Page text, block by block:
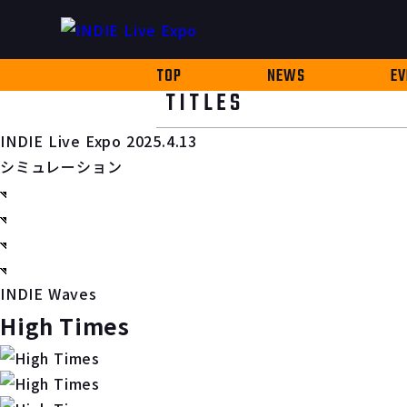
TOP NEWS
TITLES
INDIE Live Expo 2025.4.13
シミュレーション
INDIE Waves
High Times